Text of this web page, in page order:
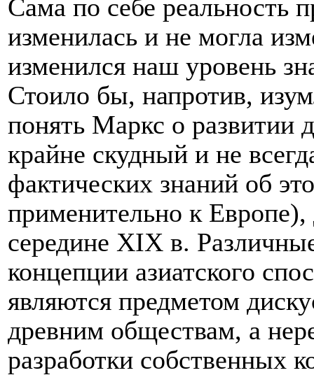
Сама по себе реальность
изменилась и не могла
изменился наш уровень
Стоило бы, напротив,
понять Маркс о развитии
крайне скудный и не
фактических знаний об
применительно к
середине XIX в.
концепции азиатского
являются предметом
древним обществам, а
разработки собственных